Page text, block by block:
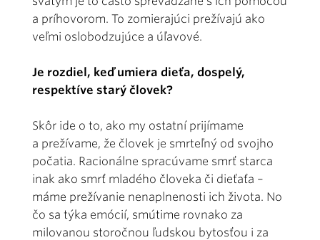
a príhovorom. To zomierajúci prežívajú ako
veľmi oslobodzujúce a úľavové.
Je rozdiel, keď umiera dieťa, dospelý,
respektíve starý človek?
Skôr ide o to, ako my ostatní prijímame
a prežívame, že človek je smrteľný od svojho
počatia. Racionálne spracúvame smrť starca
inak ako smrť mladého človeka či dieťaťa –
máme prežívanie nenaplnenosti ich života. No
čo sa týka emócií, smútime rovnako za
milovanou storočnou ľudskou bytosťou i za